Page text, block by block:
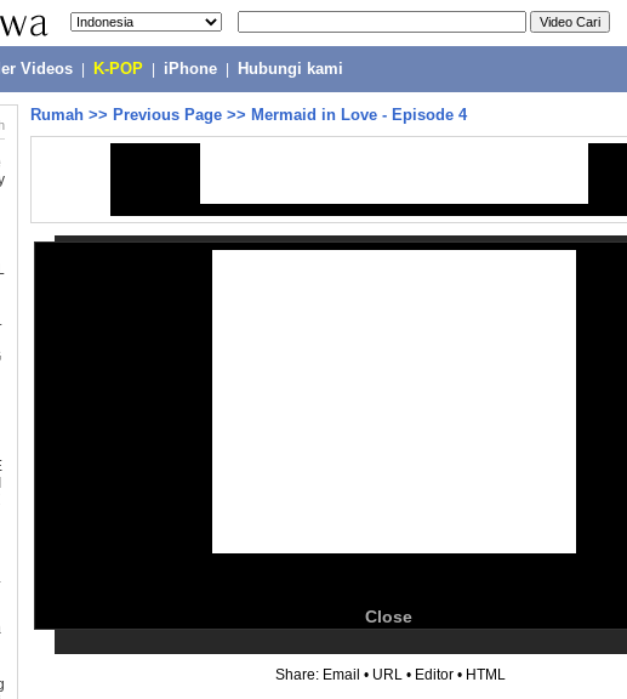
Videos K-POP iPhone Hubungi kami
Rumah >> Previous Page >> Mermaid in Love - Episode 4
Close
Share: Email • URL • Editor • HTML